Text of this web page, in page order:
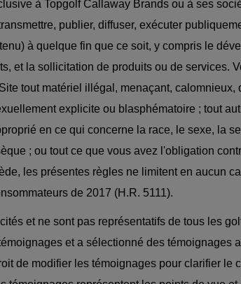
à Topgolf Callaway Brands ou à ses
publier, diffuser, exécuter
à quelque fin que ce soit, y compris le
et la sollicitation de produits ou de services.
tout matériel illégal, menaçant, calomnieux,
explicite ou blasphématoire ; tout
en ce qui concerne la race, le sexe, la
; ou tout ce que vous avez l'obligation
les présentes règles ne limitent en aucun
de 2017 (H.R. 5111).
et ne sont pas représentatifs de tous les
et a sélectionné des témoignages
de modifier les témoignages pour clarifier le